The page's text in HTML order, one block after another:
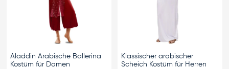
Aladdin Arabische Ballerina
Kostüm für Damen
Klassischer arabischer
Scheich Kostüm für Herren